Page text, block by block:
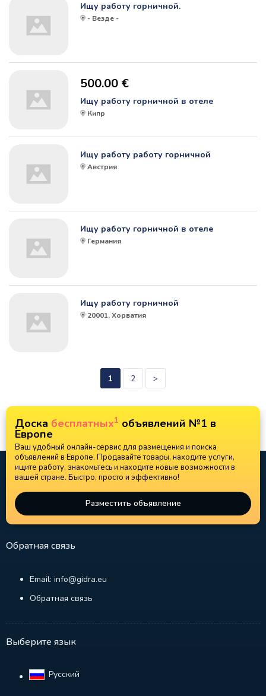
Ищу работу горничной.
- Везде -
500.00 €
Ищу работу горничной в отеле
Кипр
Ищу работу работу горничной
Австрия
Ищу работу горничной в отеле
Германия
Ищу работу горничной
20001, Хорватия
1 2 >
Доска бесплатных1 объявлений №1 в
Европе
Ваш удобный онлайн-сервис для размещения и поиска
объявлений в Европе. Продавайте товары, находите услуги,
ищите работу, знакомьтесь и находите новые возможности в
вашей стране. Быстро, просто и эффективно!
Разместить объявление
Обратная связь
Email: info@gidra.eu
Обратная связь
Выберите язык
Русский‎